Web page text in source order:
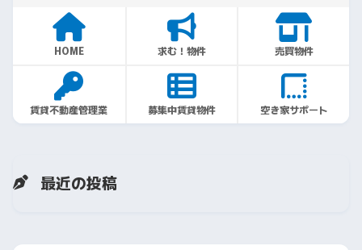
HOME 求む！物件 売買物件
賃貸不動産管理業 募集中賃貸物件 空き家サポート
最近の投稿